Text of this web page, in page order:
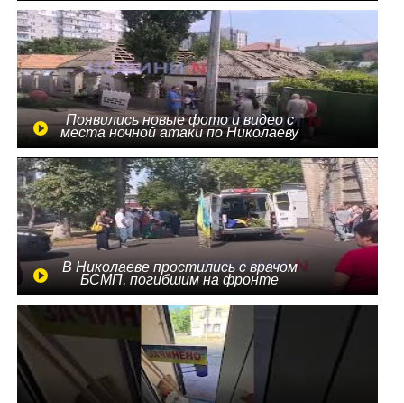
Появились новые фото и видео с
места ночной атаки по Николаеву
В Николаеве простились с врачом
БСМП, погибшим на фронте